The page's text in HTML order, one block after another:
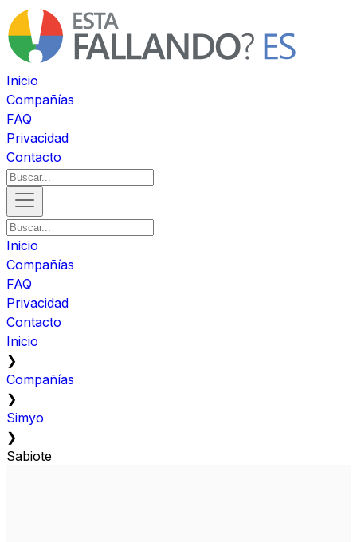
Inicio
Compañías
FAQ
Privacidad
Contacto
Inicio
Compañías
FAQ
Privacidad
Contacto
Inicio
❯
Compañías
❯
Simyo
❯
Sabiote